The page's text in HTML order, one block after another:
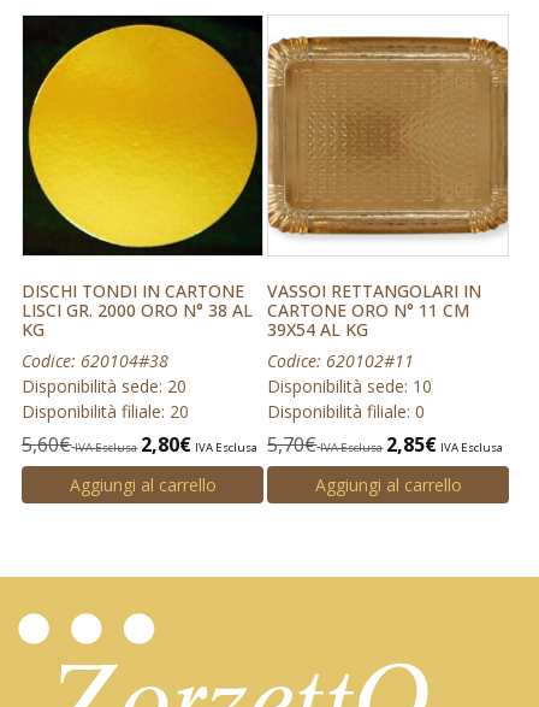
DISCHI TONDI IN CARTONE
LISCI GR. 2000 ORO N° 38 AL
KG
Codice: 620104#38
Disponibilità sede: 20
Disponibilità filiale: 20
5,60€ IVA Esclusa 2,80€ IVA Esclusa
Aggiungi al carrello
VASSOI RETTANGOLARI IN
CARTONE ORO N° 11 CM
39X54 AL KG
Codice: 620102#11
Disponibilità sede: 10
Disponibilità filiale: 0
5,70€ IVA Esclusa 2,85€ IVA Esclusa
Aggiungi al carrello